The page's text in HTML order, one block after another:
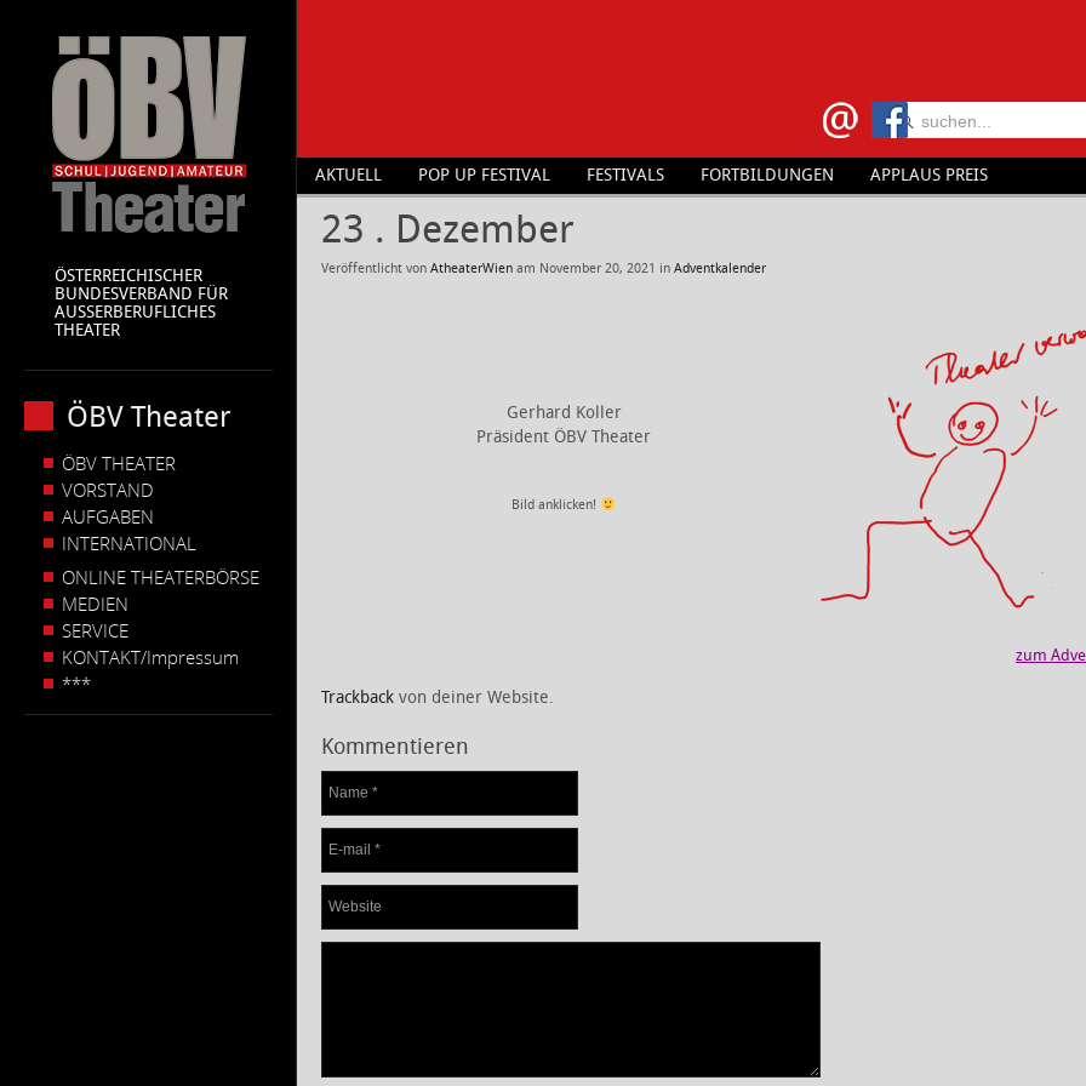
ÖSTERREICHISCHER
BUNDESVERBAND FÜR
AUSSERBERUFLICHES
THEATER
ÖBV Theater
ÖBV THEATER
VORSTAND
AUFGABEN
INTERNATIONAL
ONLINE THEATERBÖRSE
MEDIEN
SERVICE
KONTAKT/Impressum
***
AKTUELL POP UP FESTIVAL FESTIVALS FORTBILDUNGEN APPLAUS PREIS
23 . Dezember
Veröffentlicht von AtheaterWien am November 20, 2021 in Adventkalender
Gerhard Koller
Präsident ÖBV Theater
Bild anklicken!
zum
Trackback von deiner Website.
Kommentieren